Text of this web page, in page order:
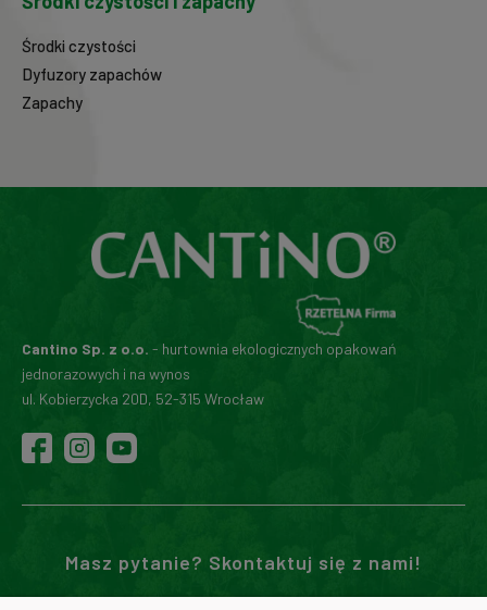
Środki czystości
Dyfuzory zapachów
Zapachy
Cantino Sp. z o.o. - hurtownia ekologicznych opakowań
jednorazowych i na wynos
ul. Kobierzycka 20D, 52-315 Wrocław
Masz pytanie? Skontaktuj się z nami!